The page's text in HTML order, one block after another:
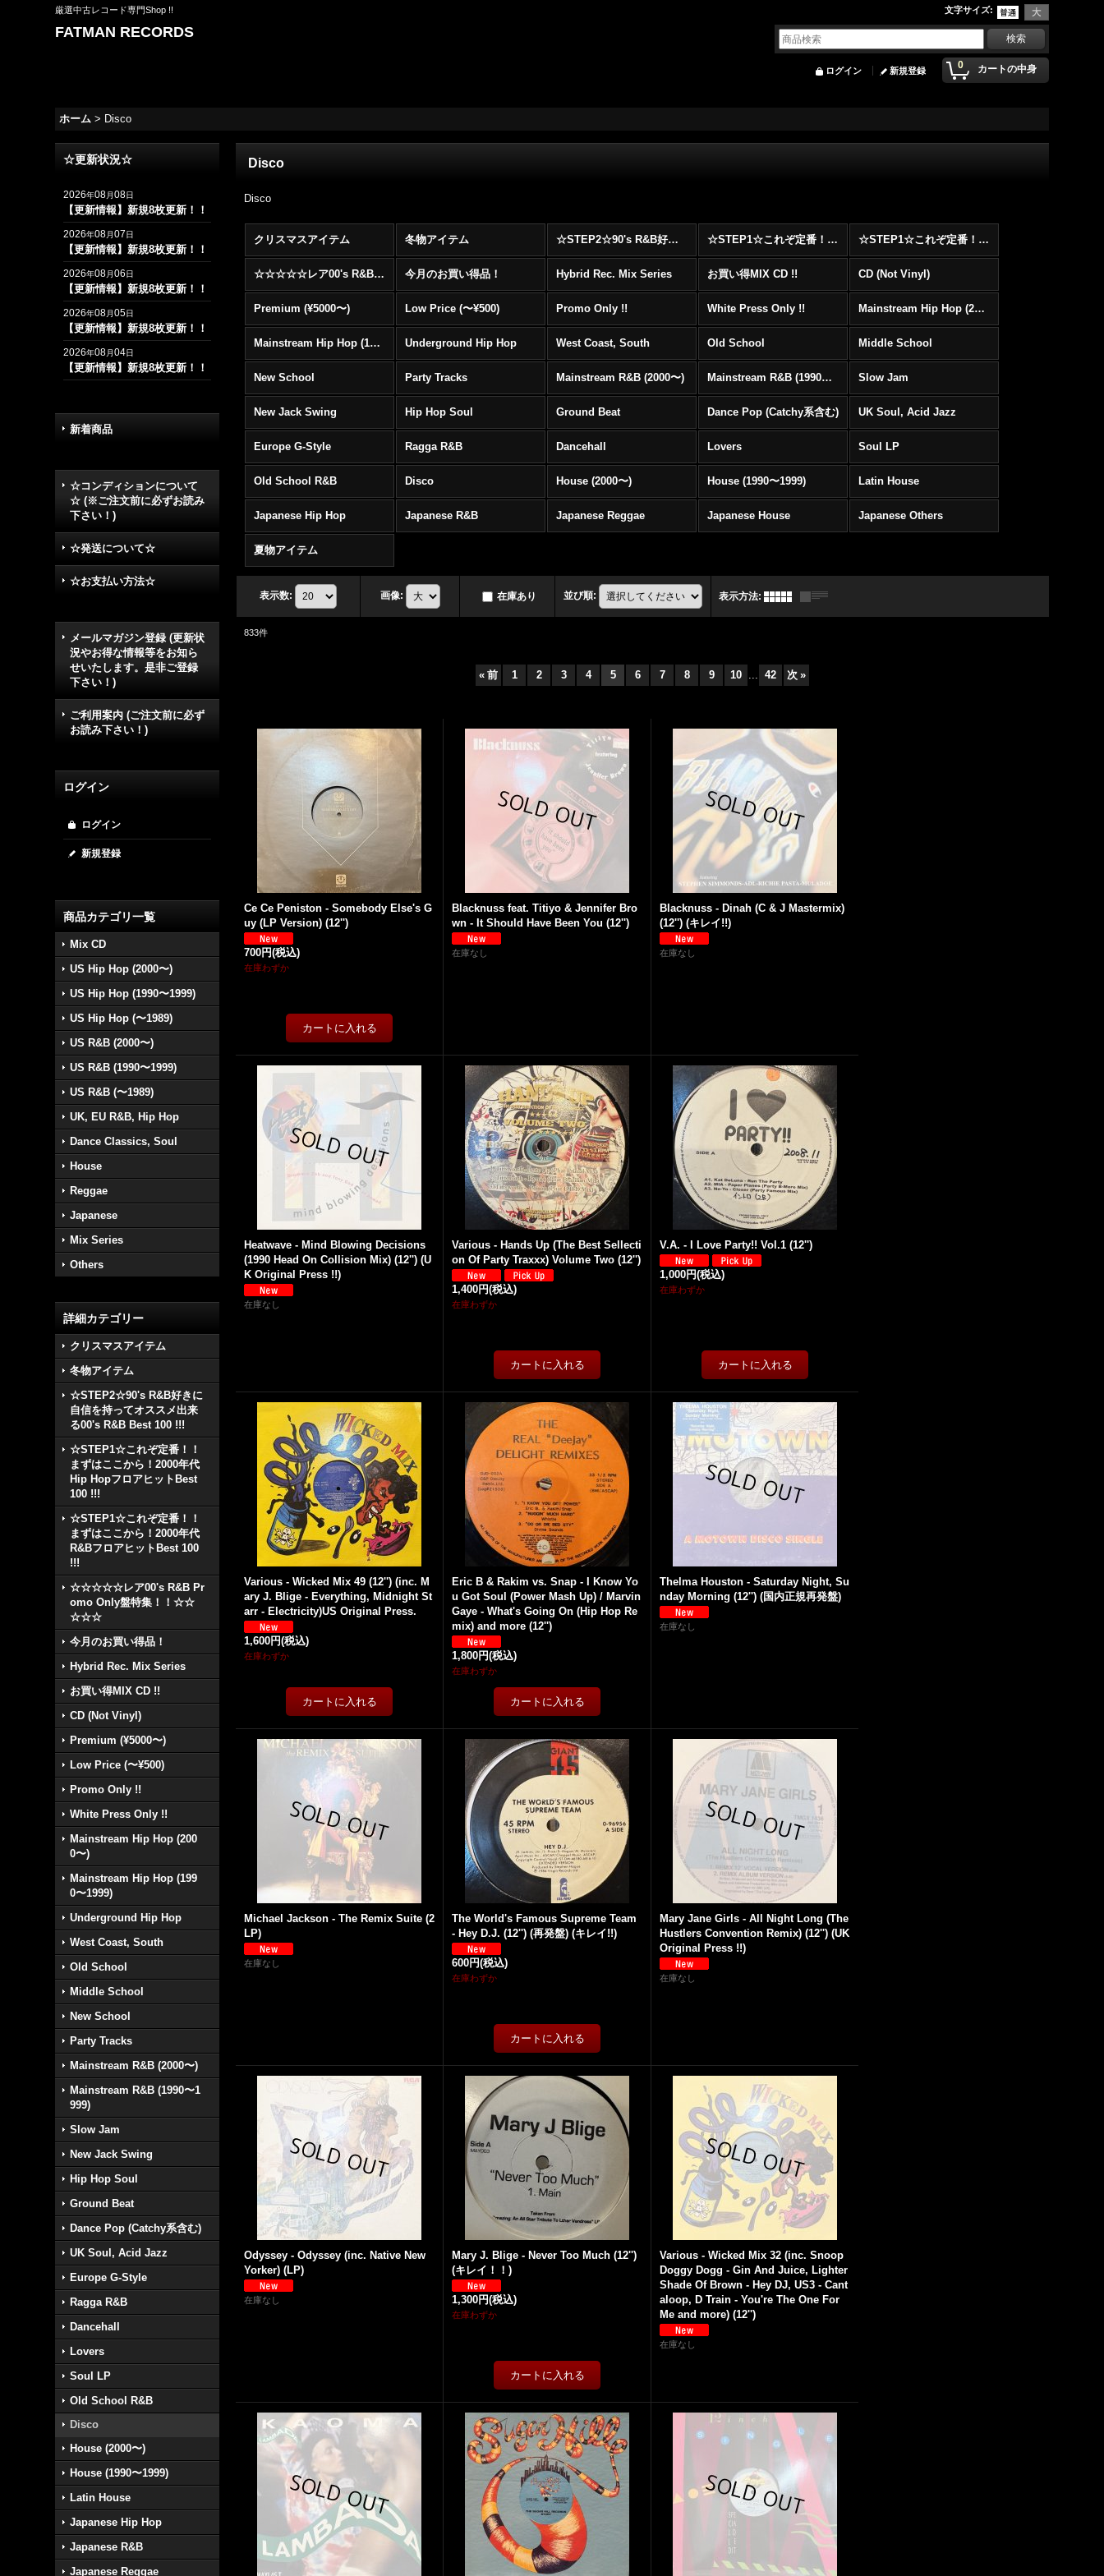
厳選中古レコード専門Shop !! 文字サイズ:
FATMAN RECORDS
0 カートの中身
ログイン 新規登録
ホーム > Disco
☆更新状況☆
2026年08月08日
【更新情報】新規8枚更新！！
2026年08月07日
【更新情報】新規8枚更新！！
2026年08月06日
【更新情報】新規8枚更新！！
2026年08月05日
【更新情報】新規8枚更新！！
2026年08月04日
【更新情報】新規8枚更新！！
新着商品
☆コンディションについて
☆ (※ご注文前に必ずお読み
下さい！)
☆発送について☆
☆お支払い方法☆
メールマガジン登録 (更新状
況やお得な情報等をお知ら
せいたします。是非ご登録
下さい！)
ご利用案内 (ご注文前に必ず
お読み下さい！)
ログイン
ログイン
新規登録
商品カテゴリ一覧
Mix CD
US Hip Hop (2000〜)
US Hip Hop (1990〜1999)
US Hip Hop (〜1989)
US R&B (2000〜)
US R&B (1990〜1999)
US R&B (〜1989)
UK, EU R&B, Hip Hop
Dance Classics, Soul
House
Reggae
Japanese
Mix Series
Others
詳細カテゴリー
クリスマスアイテム
冬物アイテム
☆STEP2☆90's R&B好きに
自信を持ってオススメ出来
る00's R&B Best 100 !!!
☆STEP1☆これぞ定番！！
まずはここから！2000年代
Hip HopフロアヒットBest
100 !!!
☆STEP1☆これぞ定番！！
まずはここから！2000年代
R&BフロアヒットBest 100
!!!
☆☆☆☆☆レア00's R&B Pr
omo Only盤特集！！☆☆
☆☆☆
今月のお買い得品！
Hybrid Rec. Mix Series
お買い得MIX CD !!
CD (Not Vinyl)
Premium (¥5000〜)
Low Price (〜¥500)
Promo Only !!
White Press Only !!
Mainstream Hip Hop (200
0〜)
Mainstream Hip Hop (199
0〜1999)
Underground Hip Hop
West Coast, South
Old School
Middle School
New School
Party Tracks
Mainstream R&B (2000〜)
Mainstream R&B (1990〜1
999)
Slow Jam
New Jack Swing
Hip Hop Soul
Ground Beat
Dance Pop (Catchy系含む)
UK Soul, Acid Jazz
Europe G-Style
Ragga R&B
Dancehall
Lovers
Soul LP
Old School R&B
Disco
House (2000〜)
House (1990〜1999)
Latin House
Japanese Hip Hop
Japanese R&B
Japanese Reggae
Disco
Disco
クリスマスアイテム 冬物アイテム ☆STEP2☆90's R&B好きに自信を持ってオススメ出来る00's R&B Best 100 !!! ☆STEP1☆これぞ定番！！まずはここから！2000年代Hip HopフロアヒットBest 100 !!! ☆STEP1☆これぞ定番！！まずはここから！2000年代R&BフロアヒットBest 100 !!!
☆☆☆☆☆レア00's R&B Promo Only盤特集！！☆☆☆☆☆ 今月のお買い得品！ Hybrid Rec. Mix Series お買い得MIX CD !! CD (Not Vinyl)
Premium (¥5000〜) Low Price (〜¥500) Promo Only !! White Press Only !! Mainstream Hip Hop (2000〜)
Mainstream Hip Hop (1990〜1999) Underground Hip Hop West Coast, South Old School Middle School
New School Party Tracks Mainstream R&B (2000〜) Mainstream R&B (1990〜1999) Slow Jam
New Jack Swing Hip Hop Soul Ground Beat Dance Pop (Catchy系含む) UK Soul, Acid Jazz
Europe G-Style Ragga R&B Dancehall Lovers Soul LP
Old School R&B Disco House (2000〜) House (1990〜1999) Latin House
Japanese Hip Hop Japanese R&B Japanese Reggae Japanese House Japanese Others
夏物アイテム
表示数: 画像: 在庫あり 並び順: 表示方法:
833件
« 前 1 2 3 4 5 6 7 8 9 10 ... 42 次 »
Ce Ce Peniston - Somebody Else's G
uy (LP Version) (12'')
700円(税込)
在庫わずか
Blacknuss feat. Titiyo & Jennifer Bro
wn - It Should Have Been You (12'')
在庫なし
Blacknuss - Dinah (C & J Mastermix)
(12'') (キレイ!!)
在庫なし
Heatwave - Mind Blowing Decisions
(1990 Head On Collision Mix) (12'') (U
K Original Press !!)
在庫なし
Various - Hands Up (The Best Sellecti
on Of Party Traxxx) Volume Two (12'')
1,400円(税込)
在庫わずか
V.A. - I Love Party!! Vol.1 (12'')
1,000円(税込)
在庫わずか
Various - Wicked Mix 49 (12'') (inc. M
ary J. Blige - Everything, Midnight St
arr - Electricity)US Original Press.
1,600円(税込)
在庫わずか
Eric B & Rakim vs. Snap - I Know Yo
u Got Soul (Power Mash Up) / Marvin
Gaye - What's Going On (Hip Hop Re
mix) and more (12'')
1,800円(税込)
在庫わずか
Thelma Houston - Saturday Night, Su
nday Morning (12'') (国内正規再発盤)
在庫なし
Michael Jackson - The Remix Suite (2
LP)
在庫なし
The World's Famous Supreme Team
- Hey D.J. (12'') (再発盤) (キレイ!!)
600円(税込)
在庫わずか
Mary Jane Girls - All Night Long (The
Hustlers Convention Remix) (12'') (UK
Original Press !!)
在庫なし
Odyssey - Odyssey (inc. Native New
Yorker) (LP)
在庫なし
Mary J. Blige - Never Too Much (12'')
(キレイ！！)
1,300円(税込)
在庫わずか
Various - Wicked Mix 32 (inc. Snoop
Doggy Dogg - Gin And Juice, Lighter
Shade Of Brown - Hey DJ, US3 - Cant
aloop, D Train - You're The One For
Me and more) (12'')
在庫なし